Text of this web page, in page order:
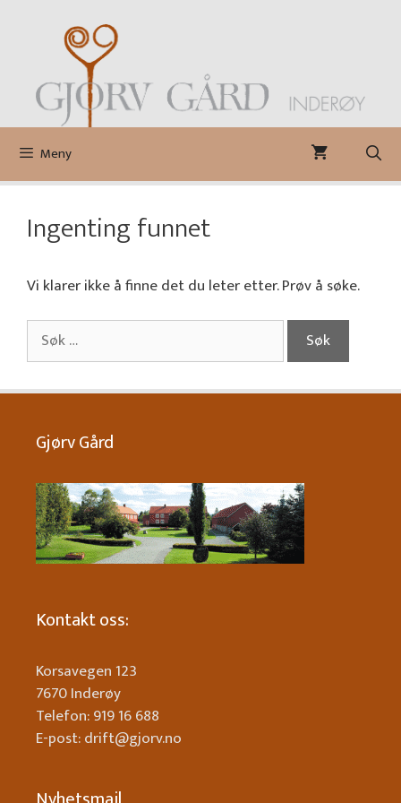
Meny
Ingenting funnet
Vi klarer ikke å finne det du leter etter. Prøv å søke.
Søk
etter:
Gjørv Gård
Kontakt oss:
Korsavegen 123
7670 Inderøy
Telefon: 919 16 688
E-post: drift@gjorv.no